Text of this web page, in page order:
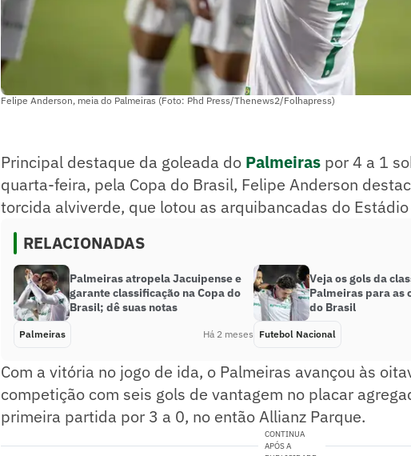
Felipe Anderson, meia do Palmeiras (Foto: Phd Press/Thenews2/Folhapress)
Principal destaque da goleada do Palmeiras por 4 a 1
quarta-feira, pela Copa do Brasil, Felipe Anderson
torcida alviverde, que lotou as arquibancadas do
RELACIONADAS
Palmeiras atropela Jacuipense e
garante classificação na Copa do
Brasil; dê suas notas
Palmeiras Há 2 meses
Veja os gols da
Palmeiras para as
do Brasil
Futebol Nacional
Com a vitória no jogo de ida, o Palmeiras avançou às
competição com seis gols de vantagem no placar
primeira partida por 3 a 0, no então Allianz Parque.
CONTINUA
APÓS A